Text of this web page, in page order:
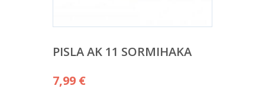
PISLA AK 11 SORMIHAKA
7,99 €